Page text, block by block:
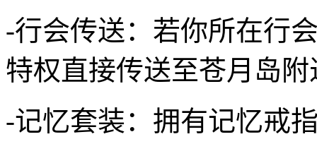
-行会传送：若你所在行
特权直接传送至苍月岛附
-记忆套装：拥有记忆戒